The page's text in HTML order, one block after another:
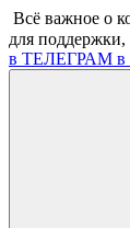
Всё важное о
для
в ТЕЛЕГРАМ